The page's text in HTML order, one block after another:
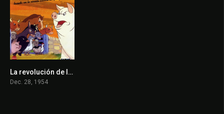
7.2La revolución de los animales de granja
Dec. 28, 1954